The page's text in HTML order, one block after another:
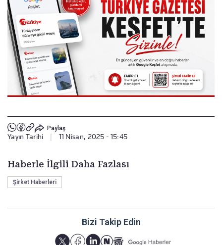
Paylaş
Yayın Tarihi 11 Nisan, 2025 - 15:45
Haberle İlgili Daha Fazlası
Şirket Haberleri
Bizi Takip Edin